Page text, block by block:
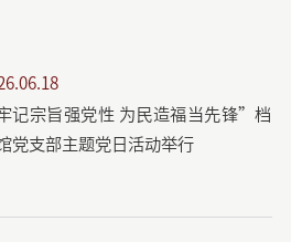
记宗旨强党性 为民造福当先锋”档
党支部主题党日活动举行